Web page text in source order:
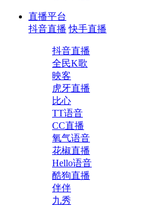
直播平台
抖音直播 快手直播
抖音直播
全民K歌
映客
虎牙直播
比心
TT语音
CC直播
氧气语音
花椒直播
Hello语音
酷狗直播
伴伴
九秀